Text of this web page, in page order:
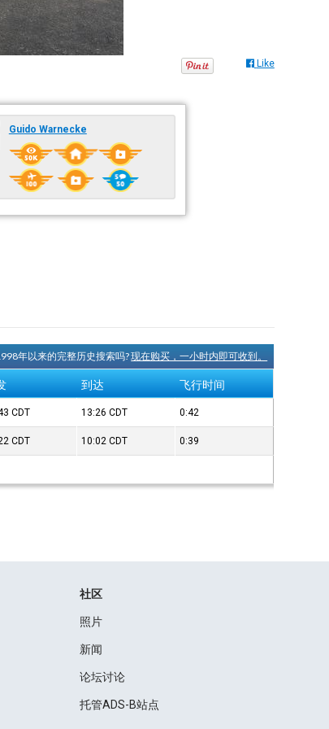
Like
Guido Warnecke
年以来的完整历史搜索吗?现在购买，一小时内即可收到。
到达 飞行时间
CDT 13:26CDT 0:42
CDT 10:02CDT 0:39
社区
照片
新闻
论坛讨论
托管ADS-B站点